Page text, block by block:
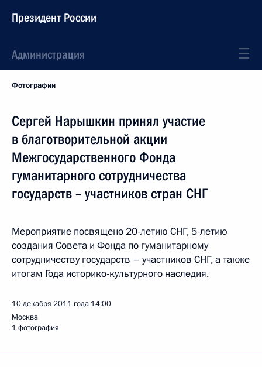
Президент России
Администрация
Фотографии
Сергей Нарышкин принял участие
в благотворительной акции
Межгосударственного Фонда
гуманитарного сотрудничества
государств – участников стран СНГ
Мероприятие посвящено 20-летию СНГ, 5-летию
создания Совета и Фонда по гуманитарному
сотрудничеству государств – участников СНГ, а также
итогам Года историко-культурного наследия.
10 декабря 2011 года 14:00
Москва
1 фотография